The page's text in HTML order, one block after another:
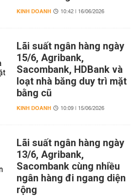
KINH DOANH 10:42 | 16/06/2026
Lãi suất ngân hàng ngày
15/6, Agribank,
Sacombank, HDBank và
loạt nhà băng duy trì mặt
bằng cũ
KINH DOANH 10:09 | 15/06/2026
Lãi suất ngân hàng ngày
13/6, Agribank,
Sacombank cùng nhiều
ngân hàng đi ngang diện
rộng